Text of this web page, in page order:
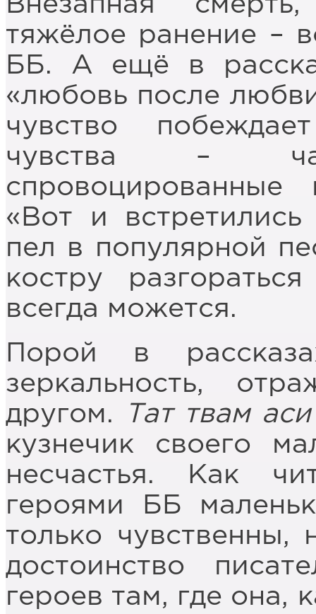
тяжёлое ранение –
ББ. А ещё в
«любовь после
чувство
чувства –
«Вот и
пел в популярной
костру
всегда можется.
Порой в
зеркальность,
другом.
Тат твам аси
кузнечик своего
несчастья. Как
героями ББ
только
достоинство
героев там, где она,